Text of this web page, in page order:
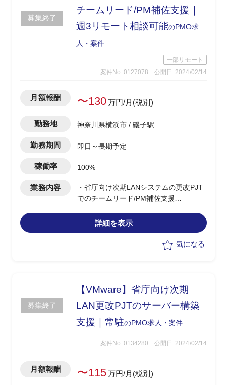
の連携
募集終了
チームリード/PM補佐支援｜
週3リモート相談可能のPMO求
人・案件
一部リモート
案件No. 0127078
公開日: 2024/02/14
月額報酬 〜130万円/月(税別)
勤務地 神奈川県横浜市 / 磯子駅
勤務期間 即日～長期予定
稼働率 100%
業務内容
・省庁向け次期LANシステムの更改PJT
でのチームリード/PM補佐支援
テストチーム,基盤チームなどの複数チー
ムを横断管理
・PJTの推進役として管理/調整業務を担
-リスク管理
の連携
詳細を表示
気になる
募集終了
【VMware】省庁向け次期
LAN更改PJTのサーバー構築
支援｜常駐のPMO求人・案件
案件No. 0134280 公開日: 2024/02/14
月額報酬 〜115万円/月(税別)